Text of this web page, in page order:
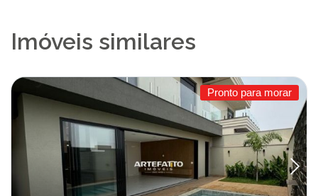
Imóveis similares
Pronto para morar